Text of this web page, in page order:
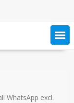
WhatsApp excl.